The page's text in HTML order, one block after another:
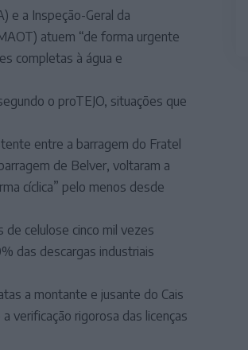
e a Inspeção-Geral da
atuem “de forma urgente
completas à água e
o proTEJO, situações que
entre a barragem do Fratel
de Belver, voltaram a
cíclica” pelo menos desde
de celulose cinco mil vezes
das descargas industriais
a montante e jusante do Cais
verificação rigorosa das licenças